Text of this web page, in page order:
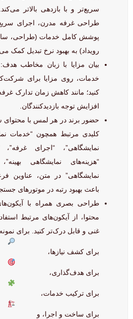
سریع‌تر و با بازدهی بالاتر
طراحی غرفه مدرن، اجرای
پوشش کامل خدمات (طراحی،
رویداد) به بهبود نرخ تبدیل کمک
بیان مزایا با زبان مخاطب
خدمات، روی مزایا برای
کنید؛ مانند کاهش زمان تدارک
افزایش توجه بازدیدکنندگان.
حضور برند در هر لمس با محتوای
کلیدی مرتبط همچون “خدمات
نمایشگاهی”، “اجرای غرفه”،
“هزینه‌های نمایشگاهی
نمایشگاهی” در متن، عناوین
باعث بهبود رتبه در موتورهای
طراحی بصری همراه با
محتوا، از آیکون‌های مرتبط
غنی و قابل درک‌تر کنید. برای
برای کشف نیازها،
برای هدف‌گذاری،
برای ترکیب خدمات،
برای ساخت و اجرا، و